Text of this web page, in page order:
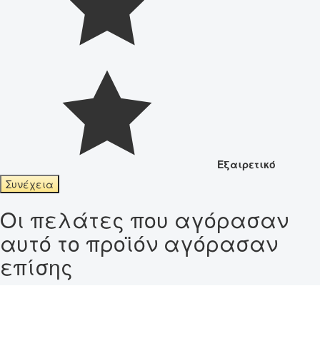
Εξαιρετικό
Συνέχεια
Οι πελάτες που αγόρασαν
αυτό το προϊόν αγόρασαν
επίσης